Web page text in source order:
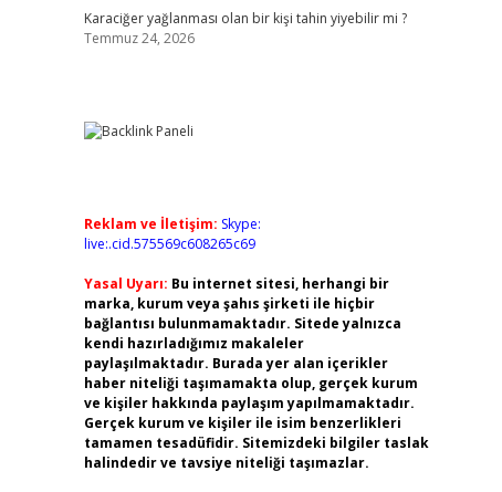
Karaciğer yağlanması olan bir kişi tahin yiyebilir mi ?
Temmuz 24, 2026
Reklam ve İletişim: Skype:
live:.cid.575569c608265c69
Yasal Uyarı: Bu internet sitesi, herhangi bir
marka, kurum veya şahıs şirketi ile hiçbir
bağlantısı bulunmamaktadır. Sitede yalnızca
kendi hazırladığımız makaleler
paylaşılmaktadır. Burada yer alan içerikler
haber niteliği taşımamakta olup, gerçek kurum
ve kişiler hakkında paylaşım yapılmamaktadır.
Gerçek kurum ve kişiler ile isim benzerlikleri
tamamen tesadüfidir. Sitemizdeki bilgiler taslak
halindedir ve tavsiye niteliği taşımazlar.